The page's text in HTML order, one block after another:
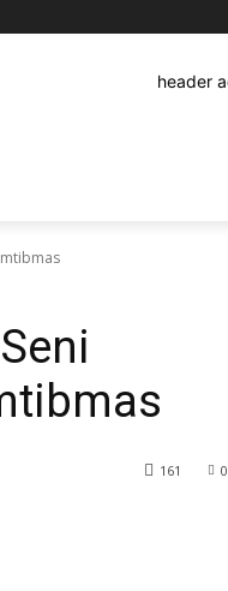
0
161